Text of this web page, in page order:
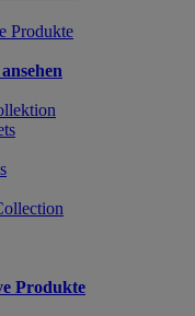
Produkte
Produkte